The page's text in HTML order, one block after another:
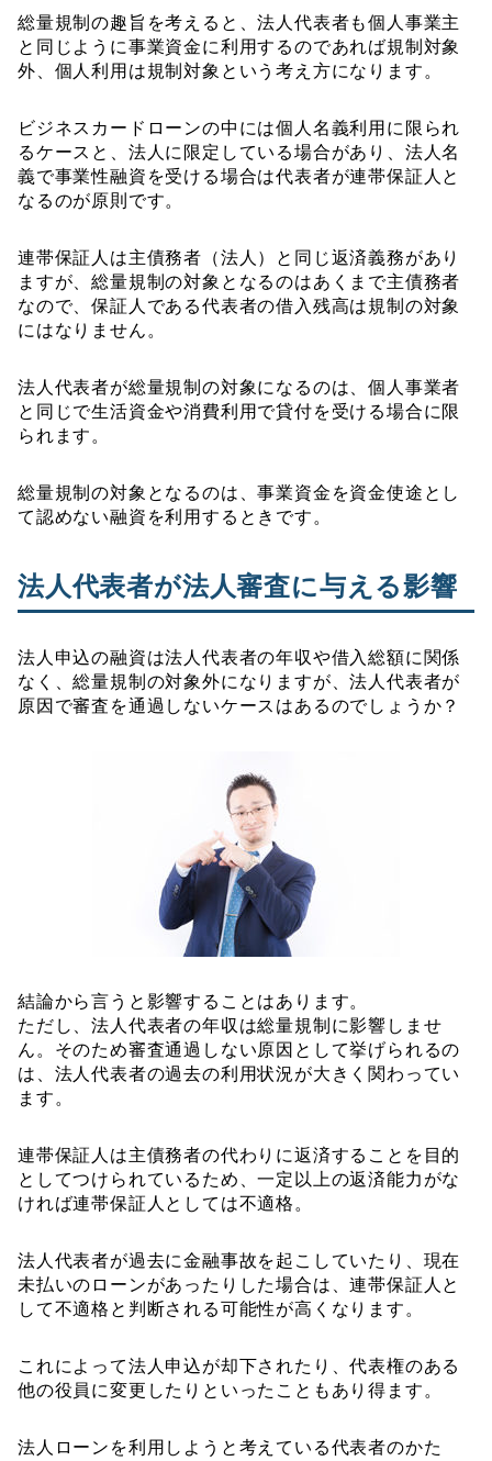
総量規制の趣旨を考えると、法人代表者も個人事業主
と同じように事業資金に利用するのであれば規制対象
外、個人利用は規制対象という考え方になります。
ビジネスカードローンの中には個人名義利用に限られ
るケースと、法人に限定している場合があり、法人名
義で事業性融資を受ける場合は代表者が連帯保証人と
なるのが原則です。
連帯保証人は主債務者（法人）と同じ返済義務があり
ますが、総量規制の対象となるのはあくまで主債務者
なので、保証人である代表者の借入残高は規制の対象
にはなりません。
法人代表者が総量規制の対象になるのは、個人事業者
と同じで生活資金や消費利用で貸付を受ける場合に限
られます。
総量規制の対象となるのは、事業資金を資金使途とし
て認めない融資を利用するときです。
法人代表者が法人審査に与える影響
法人申込の融資は法人代表者の年収や借入総額に関係
なく、総量規制の対象外になりますが、法人代表者が
原因で審査を通過しないケースはあるのでしょうか？
結論から言うと影響することはあります。
ただし、法人代表者の年収は総量規制に影響しませ
ん。そのため審査通過しない原因として挙げられるの
は、法人代表者の過去の利用状況が大きく関わってい
ます。
連帯保証人は主債務者の代わりに返済することを目的
としてつけられているため、一定以上の返済能力がな
ければ連帯保証人としては不適格。
法人代表者が過去に金融事故を起こしていたり、現在
未払いのローンがあったりした場合は、連帯保証人と
して不適格と判断される可能性が高くなります。
これによって法人申込が却下されたり、代表権のある
他の役員に変更したりといったこともあり得ます。
法人ローンを利用しようと考えている代表者のかた